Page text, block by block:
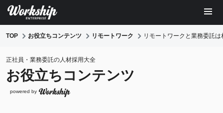
TOP お役立ちコンテンツ リモートワーク リモートワークと業務委託
正社員・業務委託の人材採用大全
お役立ちコンテンツ
powered by